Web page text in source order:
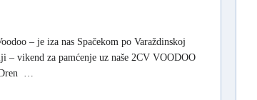
– je iza nas Spačekom po Varaždinskoj
– vikend za pamćenje uz naše 2CV VOODOO
…